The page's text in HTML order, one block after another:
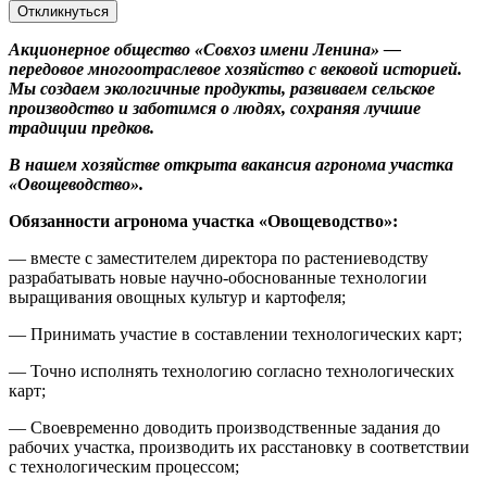
Откликнуться
Акционерное общество «Совхоз имени Ленина» —
передовое многоотраслевое хозяйство с вековой историей.
Мы создаем экологичные продукты, развиваем сельское
производство и заботимся о людях, сохраняя лучшие
традиции предков.
В нашем хозяйстве открыта вакансия агронома участка
«Овощеводство».
Обязанности агронома участка «Овощеводство»:
— вместе с заместителем директора по растениеводству
разрабатывать новые научно-обоснованные технологии
выращивания овощных культур и картофеля;
— Принимать участие в составлении технологических карт;
— Точно исполнять технологию согласно технологических
карт;
— Своевременно доводить производственные задания до
рабочих участка, производить их расстановку в соответствии
с технологическим процессом;